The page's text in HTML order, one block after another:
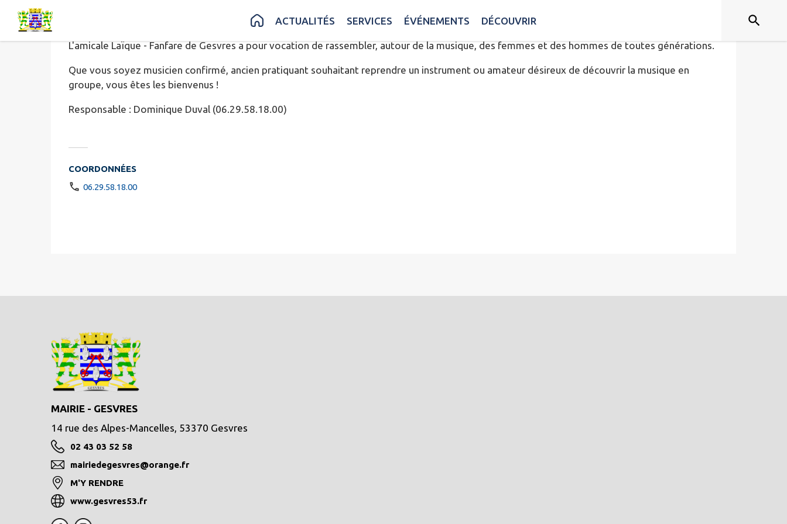
Contenu ACTUALITÉS SERVICES ÉVÉNEMENTS DÉCOUVRIR
FANFARE AMICALE LAIQUE
L'amicale Laïque - Fanfare de Gesvres a pour vocation de rassembler, autour de la musique, des femmes et des hommes de toutes générations.
Que vous soyez musicien confirmé, ancien pratiquant souhaitant reprendre un instrument ou amateur désireux de découvrir la musique en
groupe, vous êtes les bienvenus !
Responsable : Dominique Duval (06.29.58.18.00)
COORDONNÉES
06.29.58.18.00
MAIRIE - GESVRES
14 rue des Alpes-Mancelles, 53370 Gesvres
02 43 03 52 58
mairiedegesvres@orange.fr
M'Y RENDRE
www.gesvres53.fr